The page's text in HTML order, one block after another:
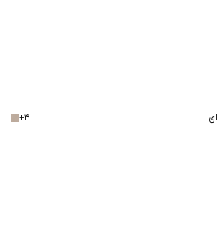
+4